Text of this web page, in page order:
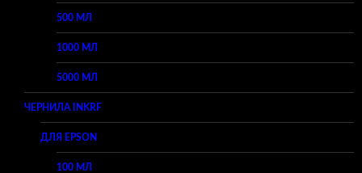
500 МЛ
1000 МЛ
5000 МЛ
ЧЕРНИЛА INKRF
ДЛЯ EPSON
100 МЛ